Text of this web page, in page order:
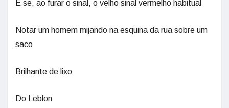
E se, ao furar o sinal, o velho sinal vermelho habitual
Notar um homem mijando na esquina da rua sobre um
saco
Brilhante de lixo
Do Leblon